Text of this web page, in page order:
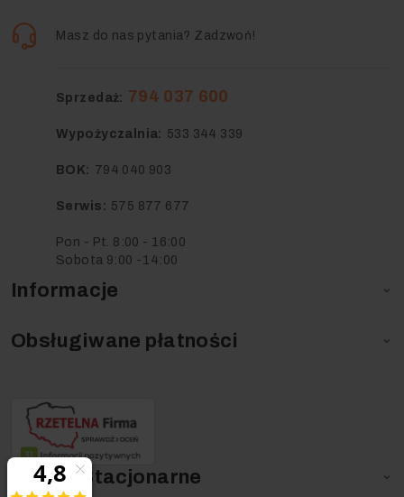
Informacje 
Obsługiwane płatności 
Usługi Stacjonarne 
Masz do nas pytania? Zadzwoń!
Sprzedaż: 794 037 600
Wypożyczalnia: 533 344 339
BOK: 794 040 903
Serwis: 575 877 677
Pon - Pt. 8:00 - 16:00
Sobota 9:00 -14:00